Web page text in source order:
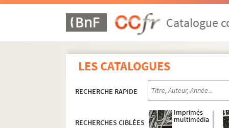
Catalogue
LES CATALOGUES
RECHERCHE RAPIDE
RECHERCHES CIBLÉES
Imprimés
multimédia